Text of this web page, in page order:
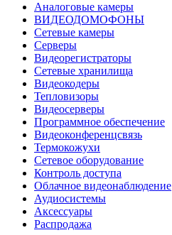
Аналоговые камеры
ВИДЕОДОМОФОНЫ
Сетевые камеры
Серверы
Видеорегистраторы
Сетевые хранилища
Видеокодеры
Тепловизоры
Видеосерверы
Программное обеспечение
Видеоконференцсвязь
Термокожухи
Сетевое оборудование
Контроль доступа
Облачное видеонаблюдение
Аудиосистемы
Аксессуары
Распродажа